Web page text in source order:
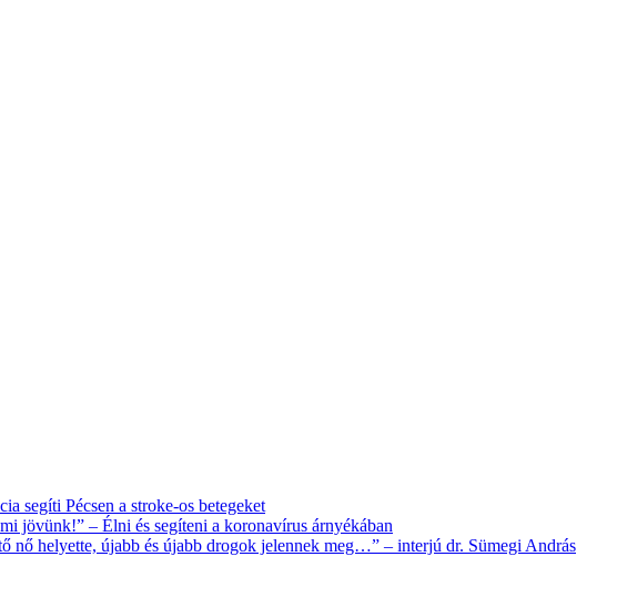
segíti Pécsen a stroke-os betegeket
jövünk!” – Élni és segíteni a koronavírus árnyékában
nő helyette, újabb és újabb drogok jelennek meg…” – interjú dr. Sümegi András